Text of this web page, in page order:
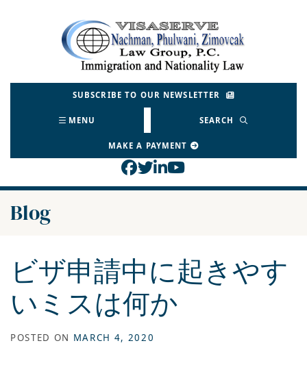
Return home
SUBSCRIBE TO OUR NEWSLETTER
MENU SEARCH
MAKE A PAYMENT
View our profile on
View our feed on
View our firm profile
View our channel
Blog
ビザ申請中に起きやす
いミスは何か
POSTED ON MARCH 4, 2020